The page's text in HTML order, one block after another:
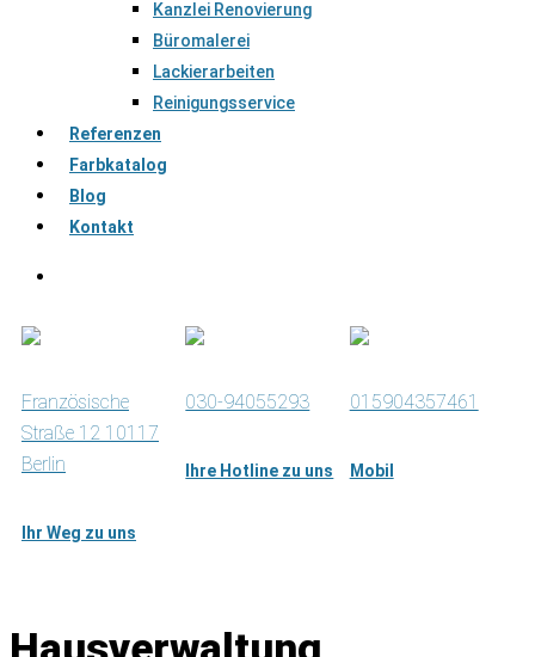
Kanzlei Renovierung
Büromalerei
Lackierarbeiten
Reinigungsservice
Referenzen
Farbkatalog
Blog
Kontakt
Französische
Straße 12 10117
Berlin
Ihr Weg zu uns
030-94055293
Ihre Hotline zu uns
015904357461
Mobil